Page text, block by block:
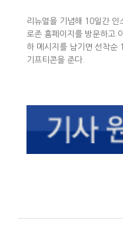
리뉴얼을 기념해 10일간 인
로존 홈페이지를 방문하고
하 메시지를 남기면 선착순
기프티콘을 준다.